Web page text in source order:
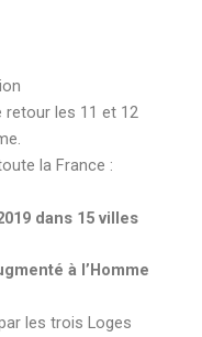
retour les 11 et 12
la France :
dans 15 villes
à l’Homme
les trois Loges